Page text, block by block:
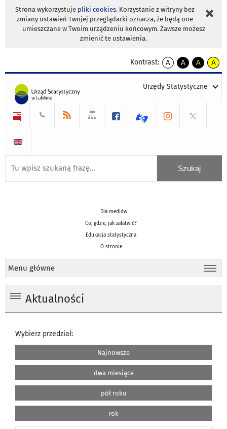
Strona wykorzystuje pliki cookies. Korzystanie z witryny bez
zmiany ustawień Twojej przeglądarki oznacza, że będą one
umieszczane w Twoim urządzeniu końcowym. Zawsze możesz
zmienić te ustawienia.
Kontrast:
A
kontrast
A
kontrast
tekst
czarnym
A
kontrast
tekst
czarnym
A
tekst
żółtym
Urzędy Statystyczne
Dla mediów
Co, gdzie, jak załatwić?
Edukacja statystyczna
O stronie
Menu główne
Aktualności
Wybierz przedział:
Najnowsze
dwa miesiące
pół roku
rok